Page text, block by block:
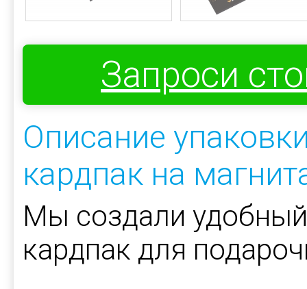
Запроси
Описание
кардпак на
Мы создали
кардпак для